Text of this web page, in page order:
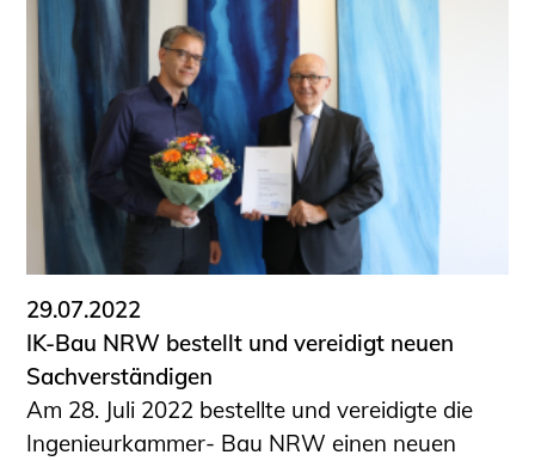
29.07.2022
IK-Bau NRW bestellt und vereidigt neuen
Sachverständigen
Am 28. Juli 2022 bestellte und vereidigte die
Ingenieurkammer- Bau NRW einen neuen